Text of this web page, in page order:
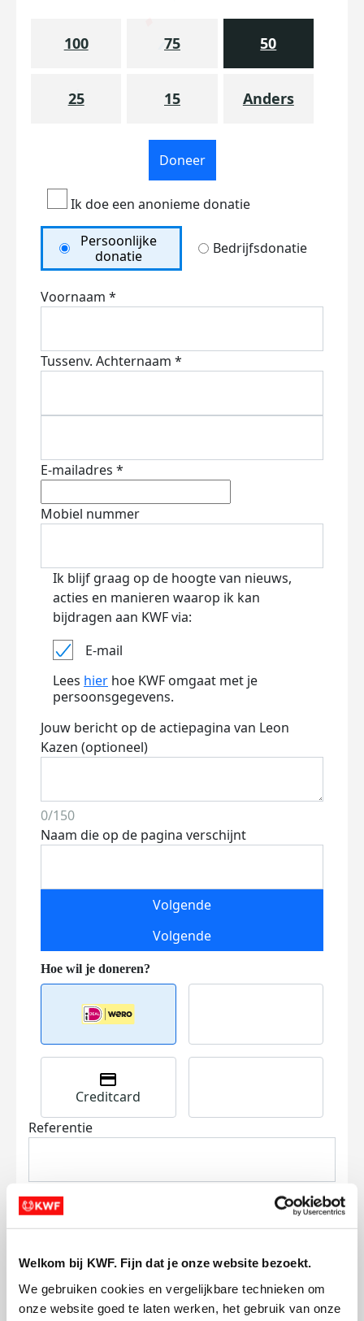
Welkom bij KWF. Fijn dat je onze website bezoekt.
We gebruiken cookies en vergelijkbare technieken om
onze website goed te laten werken, het gebruik van onze
100 75 50
25 15 Anders
Doneer
Ik doe een anonieme donatie
Persoonlijke
donatie
Bedrijfsdonatie
Voornaam *
Tussenv. Achternaam *
E-mailadres *
Mobiel nummer
Ik blijf graag op de hoogte van nieuws,
acties en manieren waarop ik kan
bijdragen aan KWF via:
E-mail
Lees hier hoe KWF omgaat met je
persoonsgegevens.
Jouw bericht op de actiepagina van Leon
Kazen (optioneel)
0/150
Naam die op de pagina verschijnt
Volgende
Volgende
Creditcard
Referentie
en betaal €0.75 extra.